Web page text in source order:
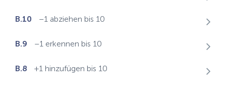
B.10 –1 abziehen bis 10
B.9 –1 erkennen bis 10
B.8 +1 hinzufügen bis 10